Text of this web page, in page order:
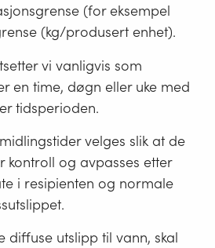
(for eksempel
(kg/produsert enhet).
vi vanligvis som
en time, døgn eller uke med
tidsperioden.
velges slik at de
kontroll og avpasses etter
i resipienten og normale
utslipp til vann, skal